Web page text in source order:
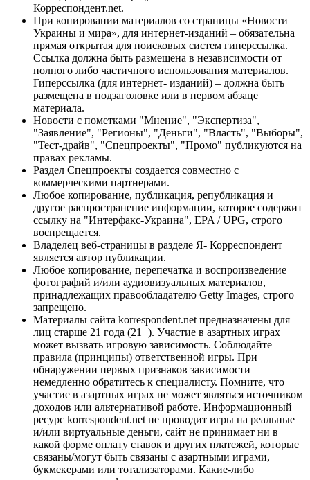
Корреспондент.net.
При копировании материалов со страницы «Новости
Украины и мира», для интернет-изданий – обязательна
прямая открытая для поисковых систем гиперссылка.
Ссылка должна быть размещена в независимости от
полного либо частичного использования материалов.
Гиперссылка (для интернет- изданий) – должна быть
размещена в подзаголовке или в первом абзаце
материала.
Новости с пометками "Мнение", "Экспертиза",
"Заявление", "Регионы", "Деньги", "Власть", "Выборы",
"Тест-драйв", "Спецпроекты", "Промо" публикуются на
правах рекламы.
Раздел Спецпроекты создается совместно с
коммерческими партнерами.
Любое копирование, публикация, републикация и
другое распространение информации, которое содержит
ссылку на "Интерфакс-Украина", EPA / UPG, строго
воспрещается.
Владелец веб-страницы в разделе Я- Корреспондент
является автор публикации.
Любое копирование, перепечатка и воспроизведение
фотографий и/или аудиовизуальных материалов,
принадлежащих правообладателю Getty Images, строго
запрещено.
Материалы сайта korrespondent.net предназначены для
лиц старше 21 года (21+). Участие в азартных играх
может вызвать игровую зависимость. Соблюдайте
правила (принципы) ответственной игры. При
обнаружении первых признаков зависимости
немедленно обратитесь к специалисту. Помните, что
участие в азартных играх не может являться источником
доходов или альтернативой работе. Информационный
ресурс korrespondent.net не проводит игры на реальные
и/или виртуальные деньги, сайт не принимает ни в
какой форме оплату ставок и других платежей, которые
связаны/могут быть связаны с азартными играми,
букмекерами или тотализаторами. Какие-либо